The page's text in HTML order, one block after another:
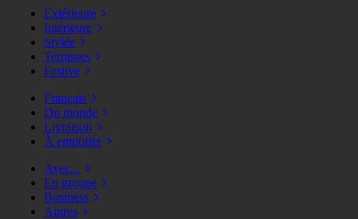
Extérieure
Intérieure
Stylée
Terrasses
Festive
Français
Du monde
Livraison
À emporter
Avec...
En groupe
Business
Autres